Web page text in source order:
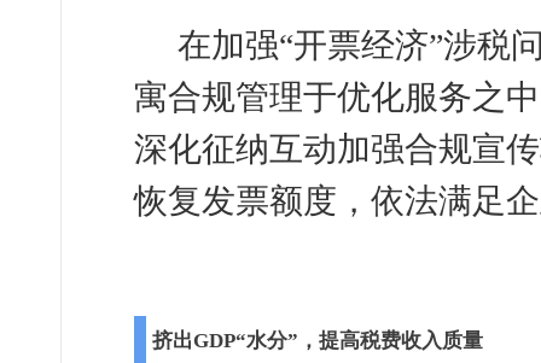
在加强“开票经济”涉税
寓合规管理于优化服务之
深化征纳互动加强合规宣
恢复发票额度，依法满足
挤出GDP“水分”，提高税费收入质量